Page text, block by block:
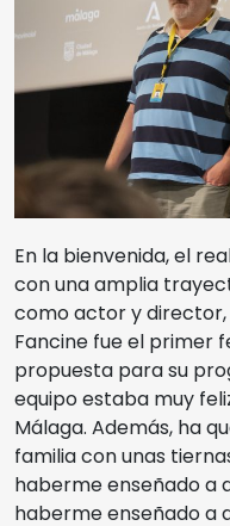
En la bienvenida, el
con una amplia
como actor y
Fancine fue el primer
propuesta para su
equipo estaba muy
Málaga. Además, ha
familia con unas
haberme enseñado a
haberme enseñado a